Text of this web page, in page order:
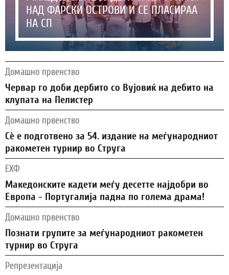
НАД ФАРСКИ ОСТРОВИ И СЕ ПЛАСИРАА
НА СП
Домашно првенство
Червар го доби дербито со Вујовиќ на дебито на
клупата на Пелистер
Домашно првенство
Сѐ е подготвено за 54. издание на меѓународниот
ракометен турнир во Струга
ЕХФ
Македонските кадети меѓу десетте најдобри во
Европа - Португалија падна по голема драма!
Домашно првенство
Познати групите за меѓународниот ракометен
турнир во Струга
Репрезентација